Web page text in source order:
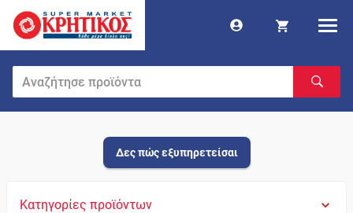
Δες πώς εξυπηρετείσαι
Κατηγορίες προϊόντων